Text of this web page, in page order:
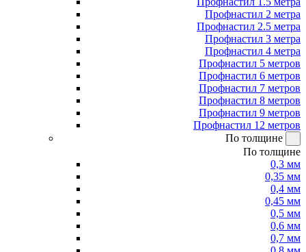
Профнастил 2 метра
Профнастил 2.5 метра
Профнастил 3 метра
Профнастил 4 метра
Профнастил 5 метров
Профнастил 6 метров
Профнастил 7 метров
Профнастил 8 метров
Профнастил 9 метров
Профнастил 12 метров
По толщине
По толщине
0,3 мм
0,35 мм
0,4 мм
0,45 мм
0,5 мм
0,6 мм
0,7 мм